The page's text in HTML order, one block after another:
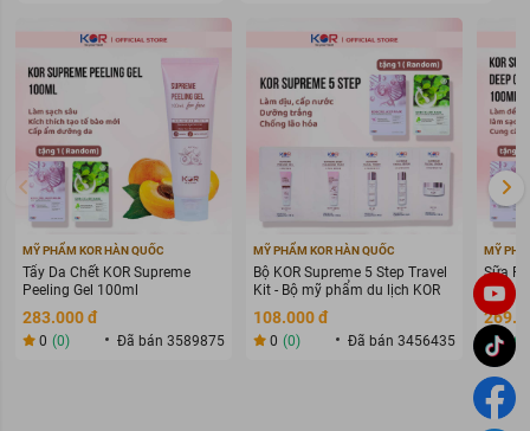
MỸ PHẨM KOR HÀN QUỐC
Tẩy Da Chết KOR Supreme
Peeling Gel 100ml
283.000 đ
0 (0) Đã bán 3589875
MỸ PHẨM KOR HÀN QUỐC
Bộ KOR Supreme 5 Step Travel
Kit - Bộ mỹ phẩm du lịch KOR
108.000 đ
0 (0) Đã bán 3456435
MỸ
Sữa
Deep
0 (0)